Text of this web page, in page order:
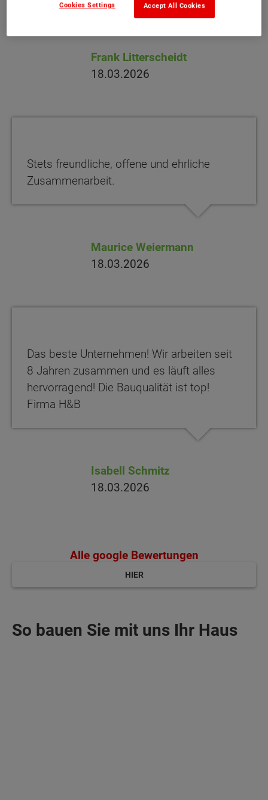
Frank Litterscheidt
18.03.2026
Stets freundliche, offene und ehrliche
Zusammenarbeit.
Maurice Weiermann
18.03.2026
Das beste Unternehmen! Wir arbeiten seit
8 Jahren zusammen und es läuft alles
hervorragend! Die Bauqualität ist top!
Firma H&B
Isabell Schmitz
18.03.2026
Alle google Bewertungen
HIER
So bauen Sie mit uns Ihr Haus
Accept All Cookies
Cookies Settings